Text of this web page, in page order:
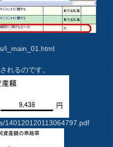
I_main_01.html
れるのです。
140120120113064797.pdf